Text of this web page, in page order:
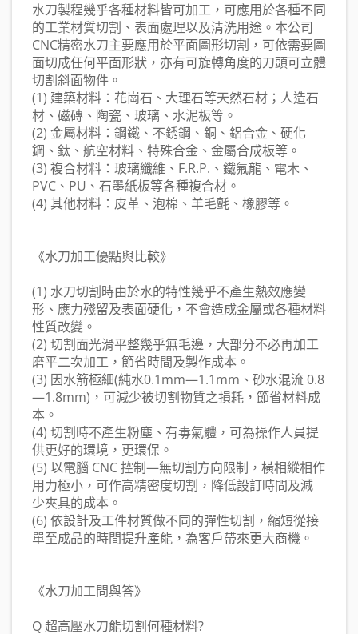
水刀製程幾乎各種材料皆可加工，可應用於各種不同
的工業材質切割、表面處理以及清洗用途。本公司
CNC精密水刀主要應用於平面圖形切割，可依需要圖
面切成任何平面形狀，亦有可旋轉角度的刀頭可立體
切割斜面物件。
(1) 建築材料：花崗石、大理石等天然石材；人造石
材、磁磚、陶瓷、玻璃、水泥板等。
(2) 金屬材料：鋼鐵、不銹鋼、銅、鋁合金、硬化
鋼、鈦、航空材料、特殊合金、金屬合成板等。
(3) 複合材料：玻璃纖維、F.R.P.、鐵氟龍、電木、
PVC、PU、石墨紙板等各種複合材。
(4) 其他材料：皮革、泡棉、羊毛氈、橡膠等。
《水刀加工優點與比較》
(1) 水刀切割時由於水的特性幾乎不產生熱效應變
形、應力殘留及表面硬化，不會造成金屬或各種材料
性質改變。
(2) 切割面光滑平整幾乎無毛邊，大部分不必再加工
磨平二次加工，節省時間及製作成本。
(3) 因水箭極細(純水0.1mm—1.1mm、砂水混流 0.8
—1.8mm)，可減少被切割物質之損耗，節省材料成
本。
(4) 切割時不產生粉塵、有毒氣體，可為操作人員提
供更好的環境，更環保。
(5) 以電腦 CNC 控制—無切割方向限制，橫相縱相作
用力極小，可作高精密度切割，降低設訂時間及減
少夾具的成本。
(6) 依設計及工件材質做不同的彈性切割，縮短從接
單至成品的時間提升產能，為客戶帶來更大商機。
《水刀加工問與答》
Q 超高壓水刀能切割何種材料?